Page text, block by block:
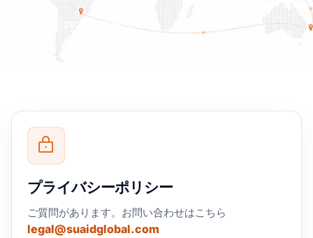
最終更新: 2026年7月16日
プライバシーポリシー
ご質問があります。お問い合わせはこちら
legal@suaidglobal.com